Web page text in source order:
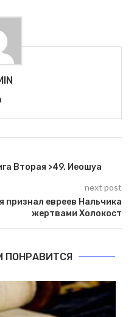
Вторая >49. Иеошуа
next post
признал евреев Нальчика
жертвами Холокост
ПОНРАВИТСЯ